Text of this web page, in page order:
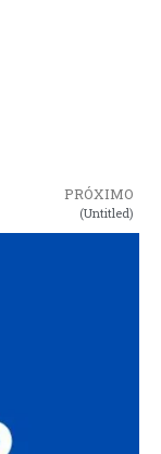
PRÓXIMO
(Untitled)